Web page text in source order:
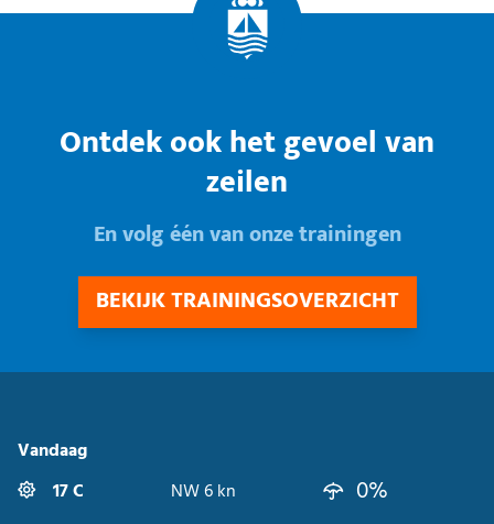
Ontdek ook het gevoel van
zeilen
En volg één van onze trainingen
BEKIJK TRAININGSOVERZICHT
Vandaag
17 C
NW 6 kn 0%